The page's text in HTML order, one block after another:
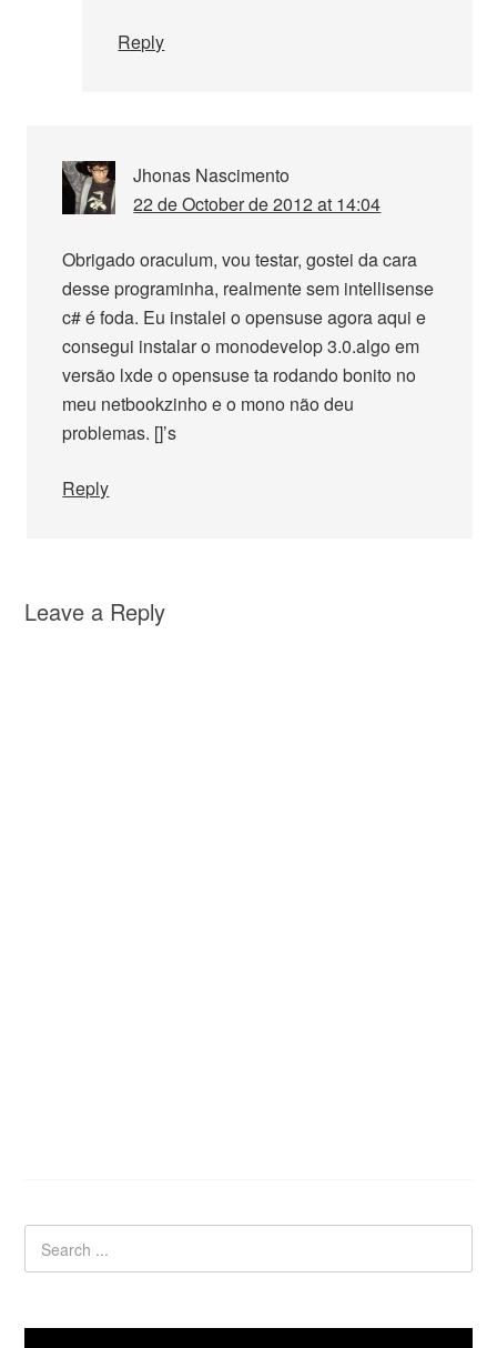
Reply
Jhonas Nascimento
22 de October de 2012 at 14:04
Obrigado oraculum, vou testar, gostei da cara
desse programinha, realmente sem intellisense
c# é foda. Eu instalei o opensuse agora aqui e
consegui instalar o monodevelop 3.0.algo em
versão lxde o opensuse ta rodando bonito no
meu netbookzinho e o mono não deu
problemas. []’s
Reply
Leave a Reply